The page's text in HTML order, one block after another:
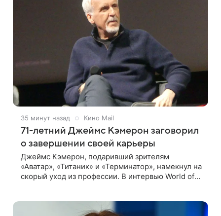
35 минут назад Кино Mail
71-летний Джеймс Кэмерон заговорил
о завершении своей карьеры
Джеймс Кэмерон, подаривший зрителям
«Аватар», «Титаник» и «Терминатор», намекнул на
скорый уход из профессии. В интервью World of